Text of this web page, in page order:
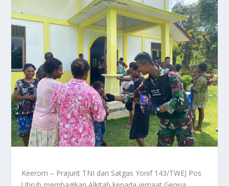
Keerom – Prajurit TNI dari Satgas Yonif 143/TWEJ Pos